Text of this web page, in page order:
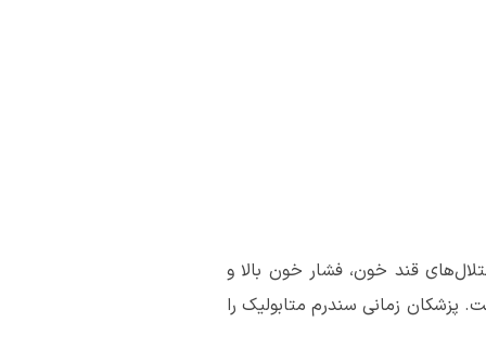
قند خون، فشار خون بالا و
زمانی سندرم متابولیک را